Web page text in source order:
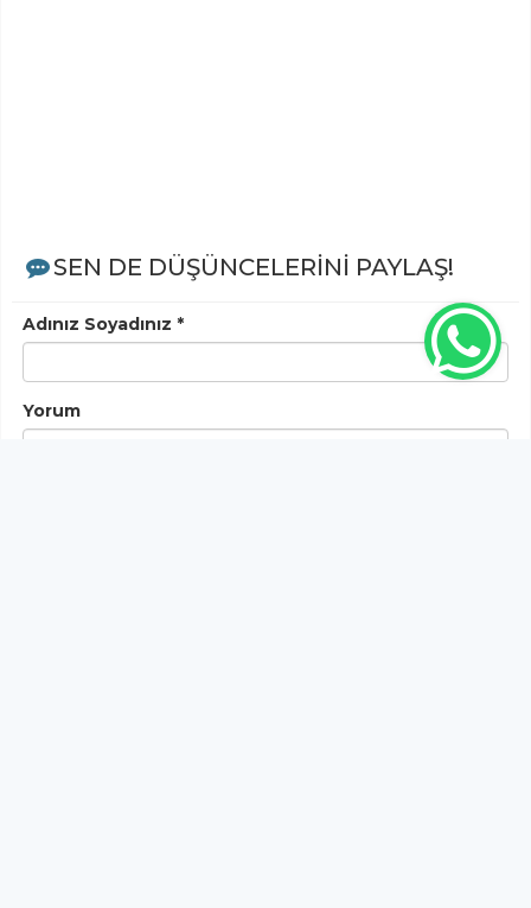
SEN DE DÜŞÜNCELERİNİ PAYLAŞ!
Adınız Soyadınız *
Yorum